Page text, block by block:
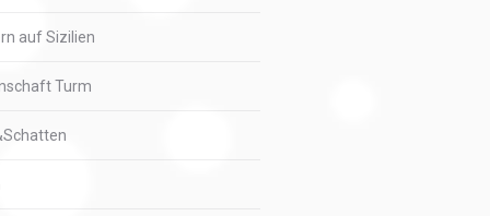
auf Sizilien
Turm